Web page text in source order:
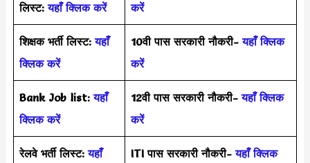
लिस्ट: यहाँ क्लिक करें
करें
शिक्षक भर्ती लिस्ट: यहाँ
क्लिक करें
10वी पास सरकारी नौकरी- यहाँ क्लिक
करें
Bank Job list: यहाँ
क्लिक करें
12वी पास सरकारी नौकरी- यहाँ क्लिक
करें
रेलवे भर्ती लिस्ट: यहाँ
ITI पास सरकारी नौकरी- यहाँ क्लिक